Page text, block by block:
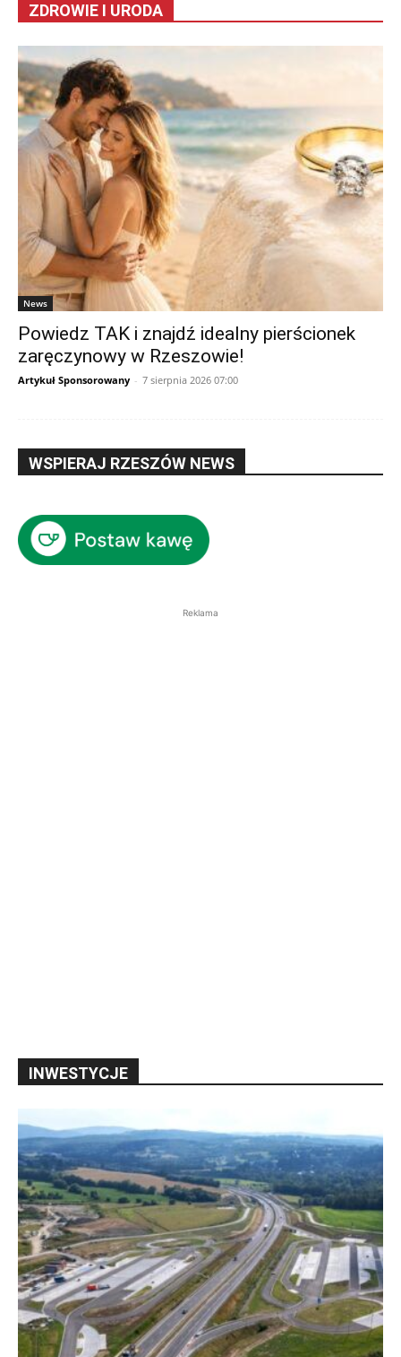
ZDROWIE I URODA
News
Powiedz TAK i znajdź idealny pierścionek
zaręczynowy w Rzeszowie!
Artykuł Sponsorowany - 7 sierpnia 2026 07:00
WSPIERAJ RZESZÓW NEWS
Reklama
INWESTYCJE